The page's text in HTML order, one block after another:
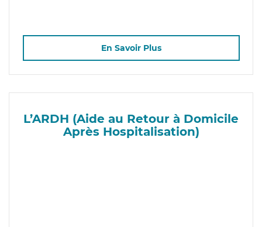
En Savoir Plus
L’ARDH (Aide au Retour à Domicile
Après Hospitalisation)